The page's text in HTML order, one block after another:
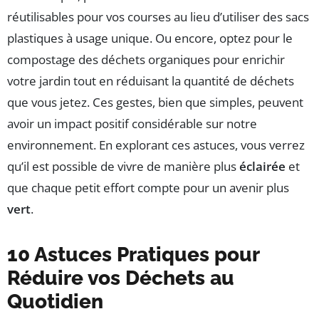
réutilisables pour vos courses au lieu d’utiliser des sacs
plastiques à usage unique. Ou encore, optez pour le
compostage des déchets organiques pour enrichir
votre jardin tout en réduisant la quantité de déchets
que vous jetez. Ces gestes, bien que simples, peuvent
avoir un impact positif considérable sur notre
environnement. En explorant ces astuces, vous verrez
qu’il est possible de vivre de manière pluséclairée et
que chaque petit effort compte pour un avenir plus
vert.
10 Astuces Pratiques pour
Réduire vos Déchets au
Quotidien